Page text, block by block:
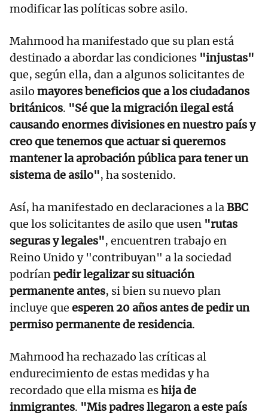
modificar las políticas sobre asilo.
Mahmood ha manifestado que su plan está
destinado a abordar las condiciones "injustas"
que, según ella, dan a algunos solicitantes de
asilo mayores beneficios que a los ciudadanos
británicos. "Sé que la migración ilegal está
causando enormes divisiones en nuestro país y
creo que tenemos que actuar si queremos
mantener la aprobación pública para tener un
sistema de asilo", ha sostenido.
Así, ha manifestado en declaraciones a laBBC
que los solicitantes de asilo que usen "rutas
seguras y legales", encuentren trabajo en
Reino Unido y "contribuyan" a la sociedad
podríanpedir legalizar su situación
permanente antes, si bien su nuevo plan
incluye que esperen 20 años antes de pedir un
permiso permanente de residencia.
Mahmood ha rechazado las críticas al
endurecimiento de estas medidas y ha
recordado que ella misma eshija de
inmigrantes. "Mis padres llegaron a este país